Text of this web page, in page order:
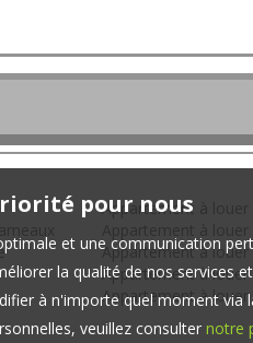
Appartement à louer
Appartement à
Appartement à louer
Appartement à louer
pour nous
et une communication
la qualité de nos
à n'importe quel moment
veuillez consulter notre